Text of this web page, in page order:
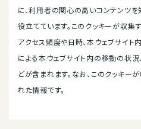
に、利用者の関心の高いコンテンツを
役立てています。このクッキーが収集
アクセス頻度や日時、本ウェブサイ
による本ウェブサイト内の移動の状
どが含まれます。なお、このクッキー
れた情報です。